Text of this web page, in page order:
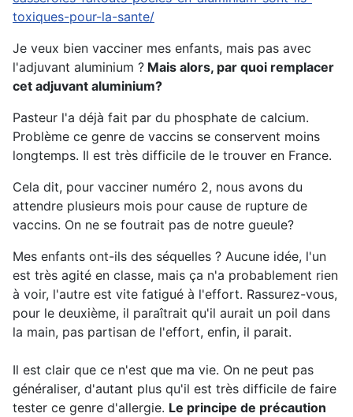
toxiques-pour-la-sante/
Je veux bien vacciner mes enfants, mais pas avec
l'adjuvant aluminium ? Mais alors, par quoi remplacer
cet adjuvant aluminium?
Pasteur l'a déjà fait par du phosphate de calcium.
Problème ce genre de vaccins se conservent moins
longtemps. Il est très difficile de le trouver en France.
Cela dit, pour vacciner numéro 2, nous avons du
attendre plusieurs mois pour cause de rupture de
vaccins. On ne se foutrait pas de notre gueule?
Mes enfants ont-ils des séquelles ? Aucune idée, l'un
est très agité en classe, mais ça n'a probablement rien
à voir, l'autre est vite fatigué à l'effort. Rassurez-vous,
pour le deuxième, il paraîtrait qu'il aurait un poil dans
la main, pas partisan de l'effort, enfin, il parait.
Il est clair que ce n'est que ma vie. On ne peut pas
généraliser, d'autant plus qu'il est très difficile de faire
tester ce genre d'allergie. Le principe de précaution